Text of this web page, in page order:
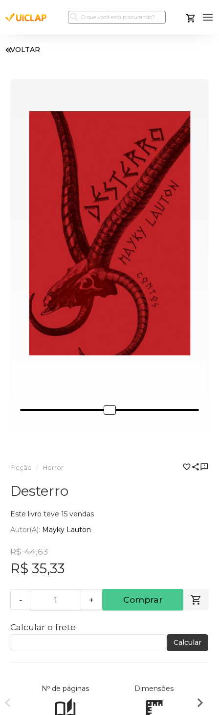
VOLTAR
Ficção Horror
Desterro
Este livro teve 15 vendas
Autor(a): Mayky Lauton
R$ 44,63
R$ 35,33
- + Comprar
Calcular o frete
Calcular
Nº de páginas Dimensões